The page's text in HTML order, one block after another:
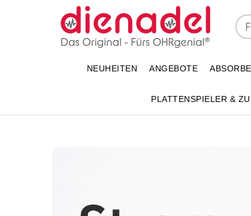
NEUHEITEN ANGEBOTE
PLATTENSPIELER &